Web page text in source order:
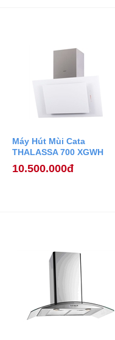
Máy Hút Mùi Cata
THALASSA 700 XGWH
10.500.000đ